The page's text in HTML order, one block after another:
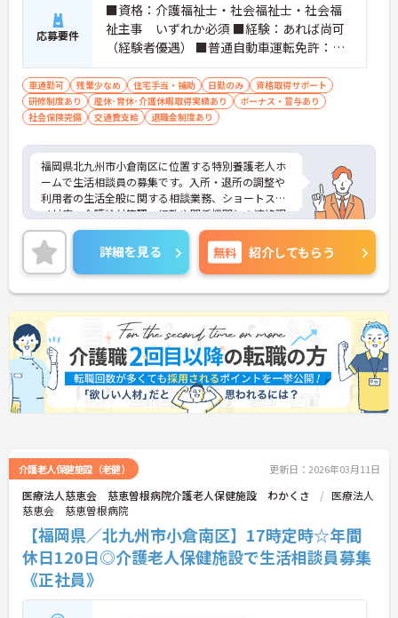
応募要件
■資格：介護福祉士・社会福祉士・社会福
祉主事 いずれか必須 ■経験：あれば尚可
（経験者優遇） ■普通自動車運転免許：必
須
車通勤可 残業少なめ 住宅手当・補助 日勤のみ
資格取得サポート
研修制度あり
産休･育休･介護休暇取得実績あり
ボーナス・賞与あり
社会保険完備
交通費支給 退職金制度あり
福岡県北九州市小倉南区に位置する特別養護老人ホ
ームで生活相談員の募集です。入所・退所の調整や
利用者の生活全般に関する相談業務、ショートステ
イ対応、介護給付管理、行政や関係機関との連絡調
整など幅広い業務を担当します。
各種手当・福利厚生が充実しており、賞与は3.5ヶ月
分（過去実績）と安定した収入が見込めます。年間
休日107日でプライベートも大切にできます。無料
駐車場完備で通勤も安心。職員研修や資格取得支援
もあり、専門職としてスキルアップを目指す方に最
適な環境です。
ご興味のある方には、面接対策ポイントなどさらに
詳細をお話いたしますので、お気軽にご相談くださ
い。
詳細を見る 無料 紹介してもらう
介護老人保健施設（老健） 更新日：2026年03月11日
医療法人慈恵会 慈恵曽根病院介護老人保健施設 わかくさ
医療法人
慈恵会 慈恵曽根病院
【福岡県／北九州市小倉南区】17時定時☆年間
休日120日◎介護老人保健施設で生活相談員募集
《正社員》